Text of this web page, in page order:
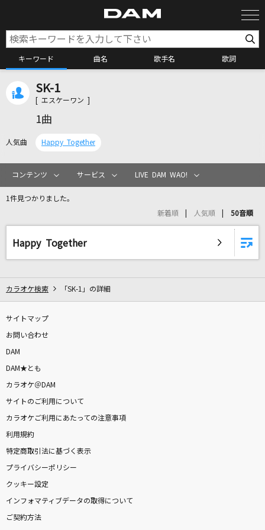
キーワード 曲名 歌手名 歌詞
カラオケリクエスト
リアルタイムで歌われている曲の一覧
スピッツ
ずっと好きだった
1925
冨田悠斗(とみー/T-POCKET) feat.初音ミク
05410-(ん)
RADWIMPS
SK-1
[ エスケーワン ]
1曲
人気曲 Happy Together
コンテンツ サービス LIVE DAM WAO!
1件見つかりました。
新着順 人気順 50音順
Happy Together
カラオケ検索 「SK-1」の詳細
サイトマップ
お問い合わせ
DAM
DAM★とも
カラオケ＠DAM
サイトのご利用について
カラオケご利用にあたっての注意事項
利用規約
特定商取引法に基づく表示
プライバシーポリシー
クッキー設定
インフォマティブデータの取得について
ご契約方法